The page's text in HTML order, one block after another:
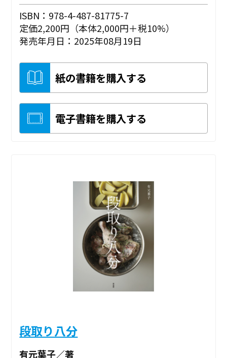
ISBN：978-4-487-81775-7
定価2,200円（本体2,000円＋税10%）
発売年月日：2025年08月19日
紙の書籍を購入する
電子書籍を購入する
段取り八分
有元葉子／著